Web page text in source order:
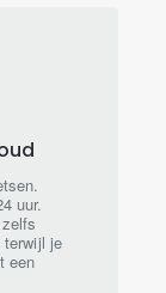
uur.
je
een